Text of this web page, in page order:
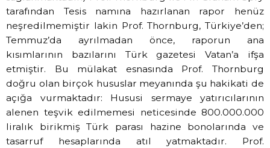
tarafından Tesis namına hazırlanan rapor henüz
neşredilmemiştir lakin Prof. Thornburg, Türkiye’den;
Temmuz’da ayrılmadan önce, raporun ana
kısımlarının bazılarını Türk gazetesi Vatan’a ifşa
etmiştir. Bu mülakat esnasında Prof. Thornburg
doğru olan birçok hususlar meyanında şu hakikati de
açığa vurmaktadır: Hususi sermaye yatırıcılarının
alenen teşvik edilmemesi neticesinde 800.000.000
liralık birikmiş Türk parası hazine bonolarında ve
tasarruf hesaplarında atıl yatmaktadır. Prof.